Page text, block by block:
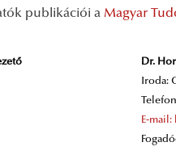
publikációi a Magyar
Dr.
Iroda:
E-